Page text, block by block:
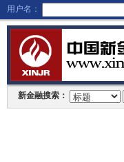
用户名：
新金融搜索：